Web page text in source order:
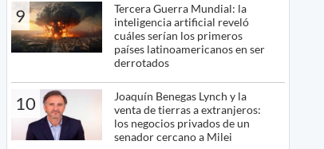
9
Tercera Guerra Mundial: la
inteligencia artificial reveló
cuáles serían los primeros
países latinoamericanos en ser
derrotados
10
Joaquín Benegas Lynch y la
venta de tierras a extranjeros:
los negocios privados de un
senador cercano a Milei